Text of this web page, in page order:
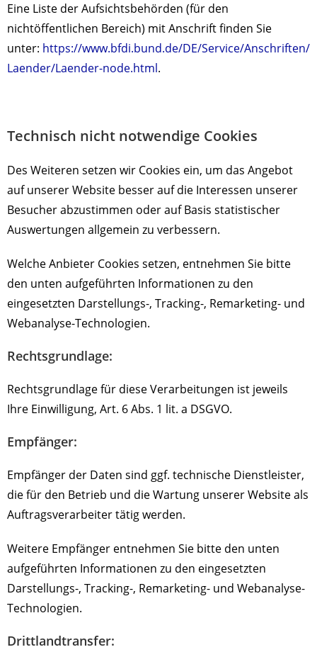
Eine Liste der Aufsichtsbehörden (für den
nichtöffentlichen Bereich) mit Anschrift finden Sie
unter: https://www.bfdi.bund.de/DE/Service/Anschriften/
Laender/Laender-node.html.
Technisch nicht notwendige Cookies
Des Weiteren setzen wir Cookies ein, um das Angebot
auf unserer Website besser auf die Interessen unserer
Besucher abzustimmen oder auf Basis statistischer
Auswertungen allgemein zu verbessern.
Welche Anbieter Cookies setzen, entnehmen Sie bitte
den unten aufgeführten Informationen zu den
eingesetzten Darstellungs-, Tracking-, Remarketing- und
Webanalyse-Technologien.
Rechtsgrundlage:
Rechtsgrundlage für diese Verarbeitungen ist jeweils
Ihre Einwilligung, Art. 6 Abs. 1 lit. a DSGVO.
Empfänger:
Empfänger der Daten sind ggf. technische Dienstleister,
die für den Betrieb und die Wartung unserer Website als
Auftragsverarbeiter tätig werden.
Weitere Empfänger entnehmen Sie bitte den unten
aufgeführten Informationen zu den eingesetzten
Darstellungs-, Tracking-, Remarketing- und Webanalyse-
Technologien.
Drittlandtransfer: